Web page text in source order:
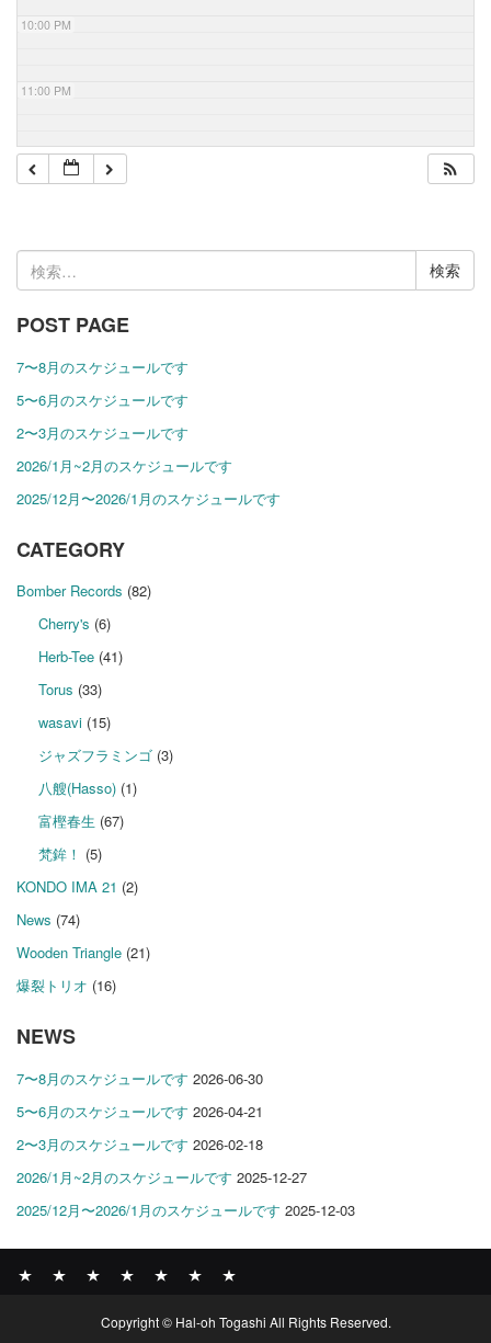
10:00 PM
11:00 PM
検
索:
POST PAGE
7〜8月のスケジュールです
5〜6月のスケジュールです
2〜3月のスケジュールです
2026/1月~2月のスケジュールです
2025/12月〜2026/1月のスケジュールです
CATEGORY
Bomber Records (82)
Cherry's (6)
Herb-Tee(41)
Torus (33)
wasavi(15)
ジャズフラミンゴ(3)
八艘(Hasso)(1)
富樫春生 (67)
梵鉾！ (5)
KONDO IMA 21 (2)
News (74)
Wooden Triangle (21)
爆裂トリオ (16)
NEWS
7〜8月のスケジュールです 2026-06-30
5〜6月のスケジュールです 2026-04-21
2〜3月のスケジュールです 2026-02-18
2026/1月~2月のスケジュールです 2025-12-27
2025/12月〜2026/1月のスケジュールです 2025-12-03
RECORDS
PROFILE
Copyright © Hal-oh Togashi All Rights Reserved.